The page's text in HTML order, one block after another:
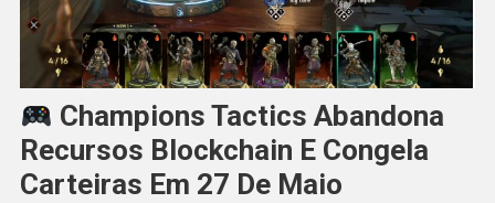
Champions Tactics Abandona
Recursos Blockchain E Congela
Carteiras Em 27 De Maio